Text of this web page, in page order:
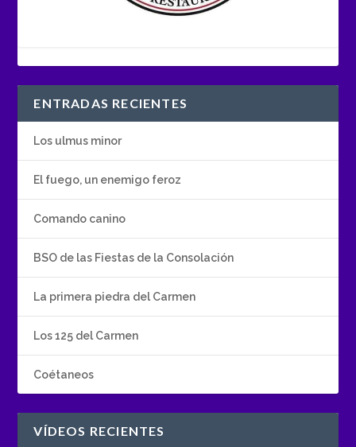
ENTRADAS RECIENTES
Los ulmus minor
El fuego, un enemigo feroz
Comando canino
BSO de las Fiestas de la Consolación
La primera piedra del Carmen
Los 125 del Carmen
Coétaneos
VÍDEOS RECIENTES